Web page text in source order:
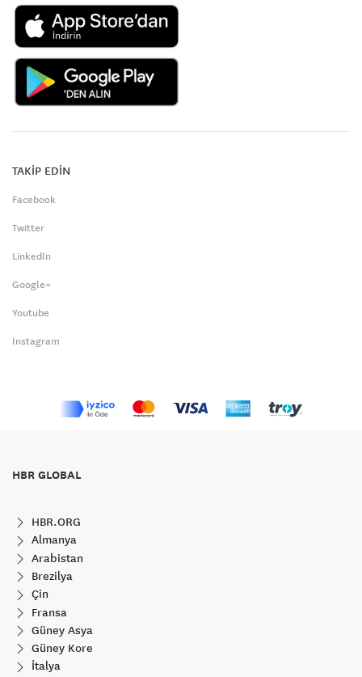
TAKİP EDİN
Facebook
Twitter
LinkedIn
Google+
Youtube
Instagram
HBR GLOBAL
HBR.ORG
Almanya
Arabistan
Brezilya
Çin
Fransa
Güney Asya
Güney Kore
İtalya